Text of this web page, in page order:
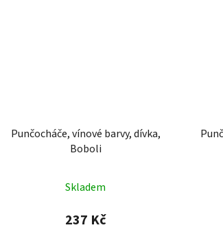
Punčocháče, vínové barvy, dívka,
Boboli
Skladem
237 Kč